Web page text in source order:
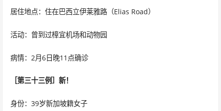
居住地点：住在巴西立伊莱雅路（Elias Road）
活动：曾到过樟宜机场和动物园
病情：2月6日晚11点确诊
［第三十三例］新！
身份：39岁新加坡籍女子